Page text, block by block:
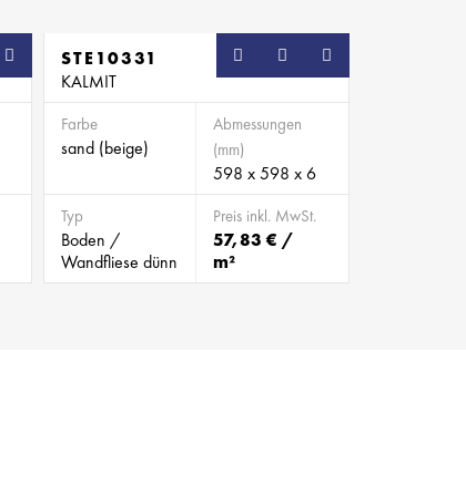
STE10331
KALMIT
Farbe
sand (beige)
Abmessungen
(mm)
598 x 598 x 6
Typ
Boden /
Wandfliese dünn
Preis inkl. MwSt.
57,83 € /
m²